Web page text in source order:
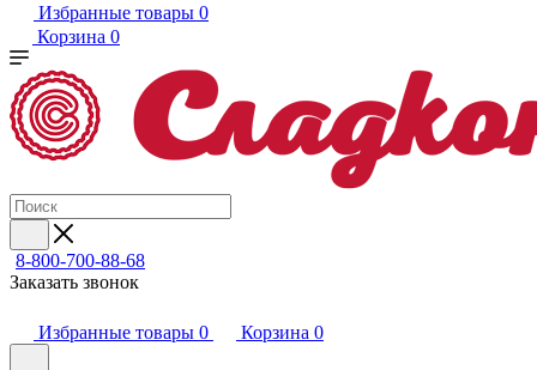
Избранные товары 0
Корзина 0
8-800-700-88-68
Заказать звонок
Избранные товары 0 Корзина 0